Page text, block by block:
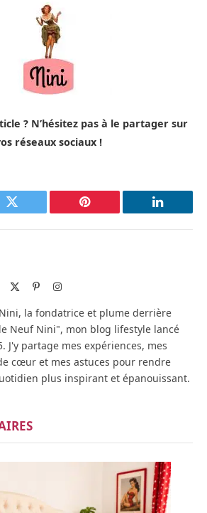
? N’hésitez pas à le partager sur
réseaux sociaux !
Twitter Pinterest LinkedIn
PinterestInstagram
la fondatrice et plume derrière
Neuf Nini", mon blog lifestyle lancé
J'y partage mes expériences, mes
cœur et mes astuces pour rendre
plus inspirant et épanouissant.